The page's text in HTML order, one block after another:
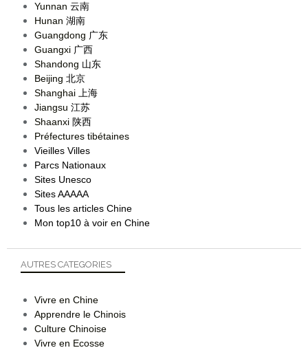
Yunnan 云南
Hunan 湖南
Guangdong 广东
Guangxi 广西
Shandong 山东
Beijing 北京
Shanghai 上海
Jiangsu 江苏
Shaanxi 陕西
Préfectures tibétaines
Vieilles Villes
Parcs Nationaux
Sites Unesco
Sites AAAAA
Tous les articles Chine
Mon top10 à voir en Chine
AUTRES CATEGORIES
Vivre en Chine
Apprendre le Chinois
Culture Chinoise
Vivre en Ecosse